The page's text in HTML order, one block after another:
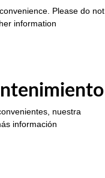
Please do not
information
nuestra
información